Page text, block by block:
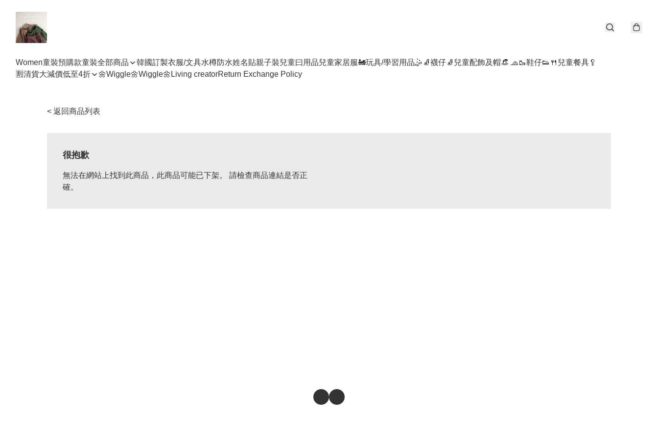
Women童裝預購款童裝全部商品 韓國訂製衣服/文具水樽防水姓名貼親子裝兒童曰用品兒童家居服🚂玩具/學習用品🤹 🧦襪仔🧦 兒童配飾及帽👒 🧢🥾鞋仔👟 🍴兒童餐具🥄
🈹清貨大減價低至4折
🌼Wiggle🌼Wiggle🌼 Living creatorReturn Exchange Policy
< 返回商品列表
很抱歉
無法在網站上找到此商品，此商品可能已下架。 請檢查商品連結是否正
確。